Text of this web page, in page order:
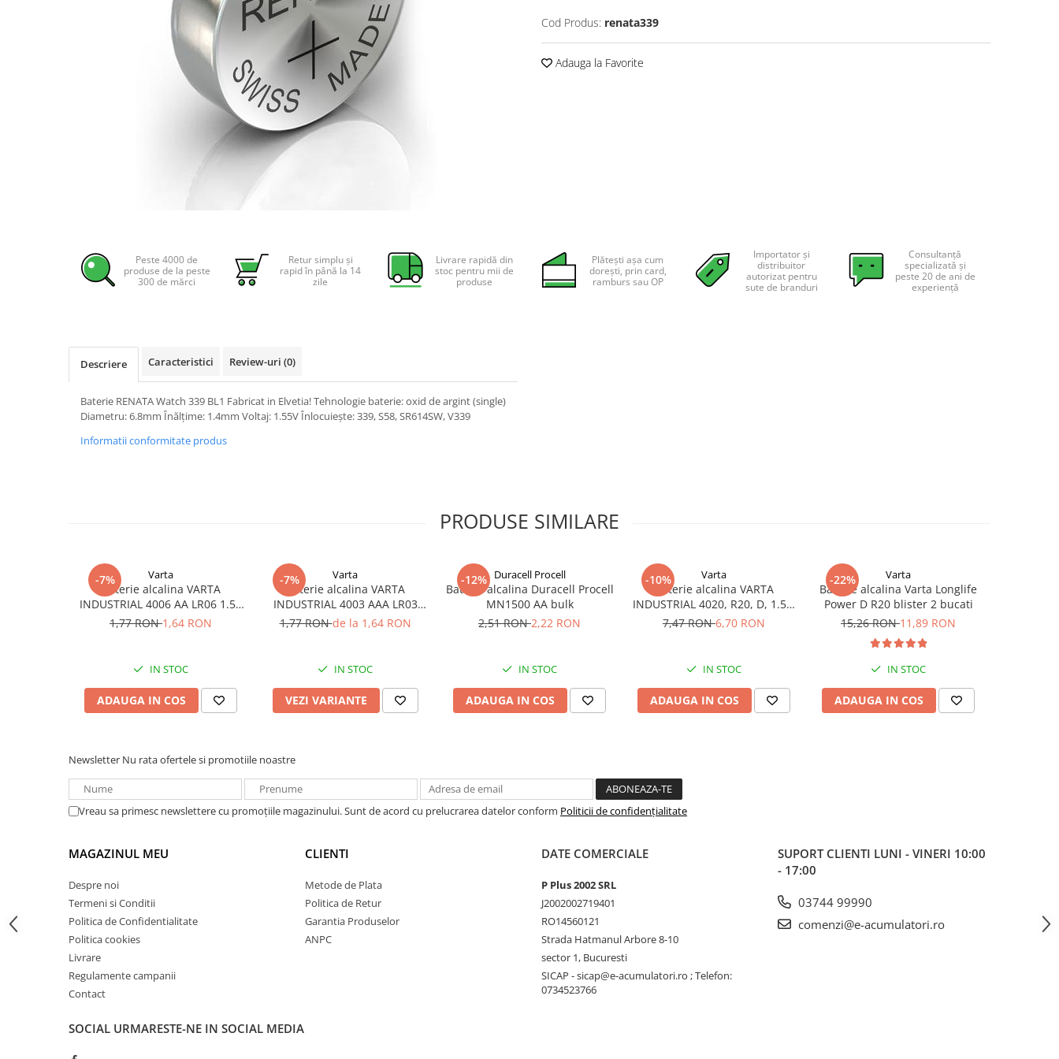
Panouri fotovoltaice si accesorii
Pachete complete stocare energie
Sisteme fotovoltaice complete
Sisteme fotovoltaice de putere
Statii de incarcare
Cabluri de incarcare vehicule
Prize de incarcare vehicule
Turbine eoliene pentru casă
Acumulatori VRLA AGM/GEL /
Baterii si acumulatori AGM VRLA
SLA AGM (Sealed Lead Acid)
Deep Cycle - Tractiune/Semi-
Marine & Caravan
Pachete acumulatori VRLA
Facebook
Cod Produs: renata339
Adauga la Favorite
Peste 4000 de
produse de la peste
300 de mărci
Retur simplu și
rapid în până la 14
zile
Livrare rapidă din
stoc pentru mii de
produse
Plătești așa cum
dorești, prin card,
ramburs sau OP
Importator și
distribuitor
autorizat pentru
sute de branduri
Consultanță
specializată și
peste 20 de ani de
experiență
Descriere Caracteristici Review-uri (0)
Baterie RENATA Watch 339 BL1 Fabricat in Elvetia! Tehnologie baterie: oxid de argint (single)
Diametru: 6.8mm Înălțime: 1.4mm Voltaj: 1.55V Înlocuiește: 339, S58, SR614SW, V339
Informatii conformitate produs
PRODUSE SIMILARE
-7% Varta
Baterie alcalina VARTA
INDUSTRIAL 4006 AA LR06 1.5V
bulk
1,77 RON1,64 RON
IN STOC
ADAUGA IN COS
-7% Varta
Baterie alcalina VARTA
INDUSTRIAL 4003 AAA LR03
1.5V
1,77 RONde la 1,64 RON
IN STOC
VEZI VARIANTE
-12% Duracell Procell
Baterie alcalina Duracell Procell
MN1500 AA bulk
2,51 RON2,22 RON
IN STOC
ADAUGA IN COS
-10% Varta
Baterie alcalina VARTA
INDUSTRIAL 4020, R20, D, 1.5V,
bulk
7,47 RON6,70 RON
IN STOC
ADAUGA IN COS
-22% Varta
Baterie alcalina Varta Longlife
Power D R20 blister 2 bucati
15,26 RON11,89 RON
IN STOC
ADAUGA IN COS
Newsletter Nu rata ofertele si promotiile noastre
Vreau sa primesc newslettere cu promoțiile magazinului. Sunt de acord cu prelucrarea datelor conform Politicii de confidențialitate
MAGAZINUL MEU
Despre noi
Termeni si Conditii
Politica de Confidentialitate
Politica cookies
Livrare
Regulamente campanii
Contact
CLIENTI
Metode de Plata
Politica de Retur
Garantia Produselor
ANPC
DATE COMERCIALE
P Plus 2002 SRL
J2002002719401
RO14560121
Strada Hatmanul Arbore 8-10
sector 1, Bucuresti
SICAP - sicap@e-acumulatori.ro ; Telefon:
0734523766
SUPORT CLIENTI LUNI - VINERI 10:00
- 17:00
03744 99990
comenzi@e-acumulatori.ro
SOCIAL URMARESTE-NE IN SOCIAL MEDIA